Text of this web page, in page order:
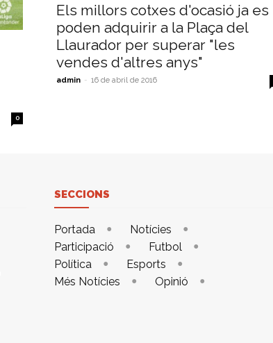
0
Els millors cotxes d'ocasió ja es
poden adquirir a la Plaça del
Llaurador per superar "les
vendes d'altres anys"
admin - 16 de abril de 2016
SECCIONS
Portada
Notícies
Participació
Futbol
Política
Esports
Més Notícies
Opinió